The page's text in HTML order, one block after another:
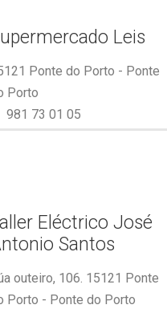
Leis
Ponte do Porto - Ponte
Porto
981 73 01 05
Eléctrico José
Santos
outeiro, 106. 15121 Ponte
Porto - Ponte do Porto